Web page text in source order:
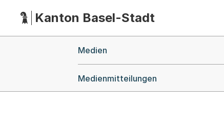
HauptnavigationKanton Basel-Stadt
Medien
Medienmitteilungen